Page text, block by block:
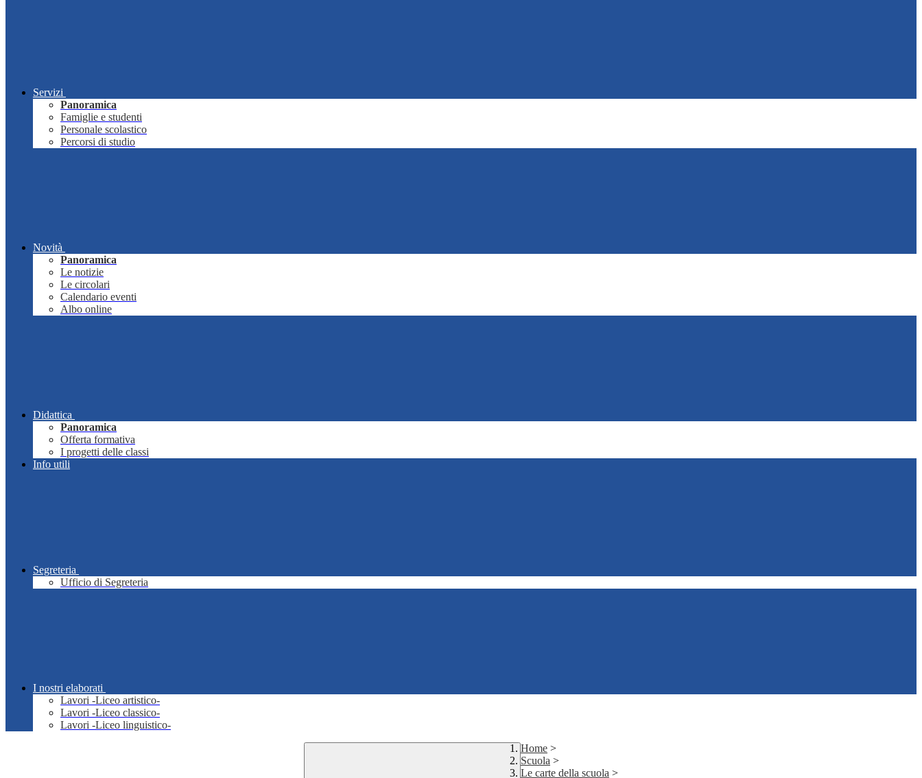
Servizi
Panoramica
Famiglie e studenti
Personale scolastico
Percorsi di studio
Novità
Panoramica
Le notizie
Le circolari
Calendario eventi
Albo online
Didattica
Panoramica
Offerta formativa
I progetti delle classi
Info utili
Segreteria
Ufficio di Segreteria
I nostri elaborati
Lavori -Liceo artistico-
Lavori -Liceo classico-
Lavori -Liceo linguistico-
Home >
Scuola >
Le carte della scuola >